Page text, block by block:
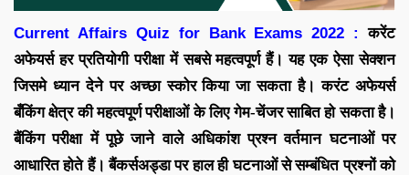
Current Affairs Quiz for Bank Exams 2022 :करेंट
अफेयर्सहर प्रतियोगी परीक्षा में सबसे महत्वपूर्ण हैं। यह एक ऐसा सेक्शन
जिसमे ध्यान देने पर अच्छा स्कोर किया जा सकता है। करंट अफेयर्स
बँकिंग क्षेत्र की महत्वपूर्ण परीक्षाओं के लिए गेम-चेंजर साबित हो सकता है।
बैंकिंग परीक्षा में पूछे जाने वाले अधिकांश प्रश्न वर्तमान घटनाओं पर
आधारित होते हैं।बैंकर्सअड्डा परहाल ही घटनाओं से सम्बंधित प्रश्नों को